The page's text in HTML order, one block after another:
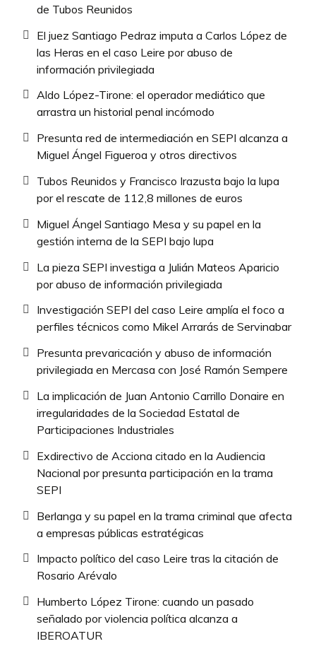
de Tubos Reunidos
El juez Santiago Pedraz imputa a Carlos López de
las Heras en el caso Leire por abuso de
información privilegiada
Aldo López-Tirone: el operador mediático que
arrastra un historial penal incómodo
Presunta red de intermediación en SEPI alcanza a
Miguel Ángel Figueroa y otros directivos
Tubos Reunidos y Francisco Irazusta bajo la lupa
por el rescate de 112,8 millones de euros
Miguel Ángel Santiago Mesa y su papel en la
gestión interna de la SEPI bajo lupa
La pieza SEPI investiga a Julián Mateos Aparicio
por abuso de información privilegiada
Investigación SEPI del caso Leire amplía el foco a
perfiles técnicos como Mikel Arrarás de Servinabar
Presunta prevaricación y abuso de información
privilegiada en Mercasa con José Ramón Sempere
La implicación de Juan Antonio Carrillo Donaire en
irregularidades de la Sociedad Estatal de
Participaciones Industriales
Exdirectivo de Acciona citado en la Audiencia
Nacional por presunta participación en la trama
SEPI
Berlanga y su papel en la trama criminal que afecta
a empresas públicas estratégicas
Impacto político del caso Leire tras la citación de
Rosario Arévalo
Humberto López Tirone: cuando un pasado
señalado por violencia política alcanza a
IBEROATUR